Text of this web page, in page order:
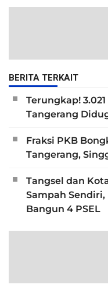
BERITA TERKAIT
Terungkap!
Tangerang
Fraksi PKB
Tangerang,
Tangsel dan
Sampah
Bangun 4 PSEL